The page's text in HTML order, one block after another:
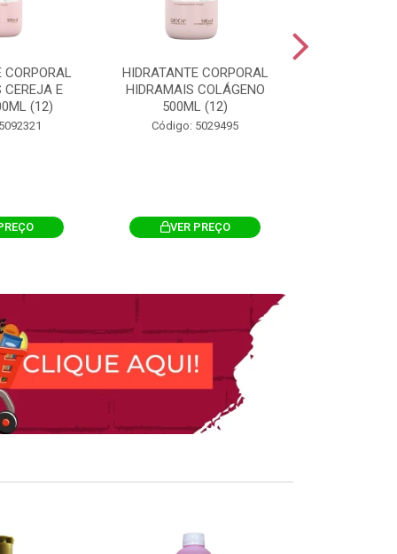
CORPORAL
CEREJA E
(12)
HIDRATANTE CORPORAL
HIDRAMAIS COLÁGENO
500ML (12)
Código: 5029495
VER PREÇO